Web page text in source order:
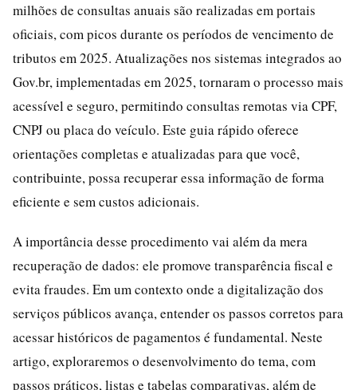
milhões de consultas anuais são realizadas em portais
oficiais, com picos durante os períodos de vencimento de
tributos em 2025. Atualizações nos sistemas integrados ao
Gov.br, implementadas em 2025, tornaram o processo mais
acessível e seguro, permitindo consultas remotas via CPF,
CNPJ ou placa do veículo. Este guia rápido oferece
orientações completas e atualizadas para que você,
contribuinte, possa recuperar essa informação de forma
eficiente e sem custos adicionais.
A importância desse procedimento vai além da mera
recuperação de dados: ele promove transparência fiscal e
evita fraudes. Em um contexto onde a digitalização dos
serviços públicos avança, entender os passos corretos para
acessar históricos de pagamentos é fundamental. Neste
artigo, exploraremos o desenvolvimento do tema, com
passos práticos, listas e tabelas comparativas, além de